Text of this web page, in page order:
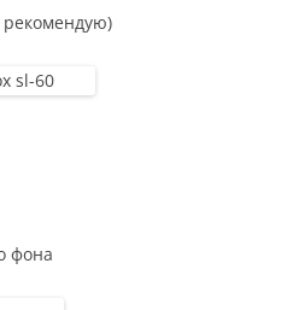
рекомендую)
фона